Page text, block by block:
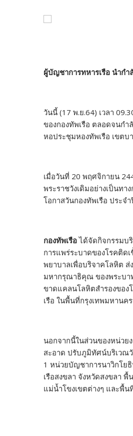
ผู้บัญชาการทหารเรือ นำก
วันนี้ (17 พ.ย.64) เวลา
ของกองทัพเรือ ตลอดจนก
หอประชุมหองทัพเรือ เขตบ
เมื่อวันที่ 20 พฤศจิกายน
พระราชวังเดิมอย่างเป็นท
โอกาสวันกองทัพเรือ ประจ
กองทัพเรือได้จัดกิจกรรมบ
การแพร่ระบาดของโรคติด
พยาบาลเพื่อบริจาคโลหิต ส่
มหากรุณาธิคุณ ของพระบา
ขาดแคลนโลหิตสำรองของ
เรือ ในพื้นที่กรุงเทพมหาน
นอกจากนี้ในส่วนของหน่วย
สะอาด ปรับภูมิทัศน์บริเวณวั
1 หน่วยบัญชาการนาวิกโย
เรือสงขลา จังหวัดสงขลา
แม่น้ำโขงเขตต่างๆ และพื้